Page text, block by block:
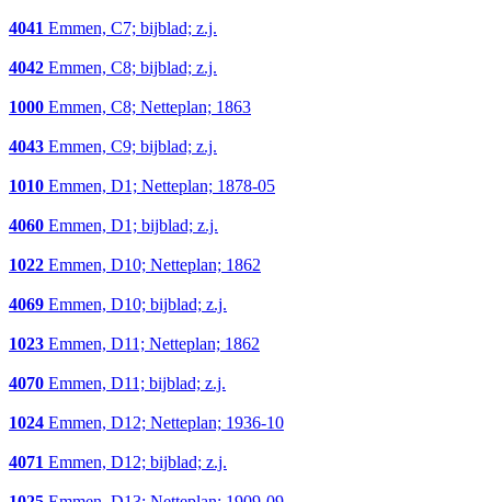
4041 Emmen, C7; bijblad; z.j.
4042 Emmen, C8; bijblad; z.j.
1000 Emmen, C8; Netteplan; 1863
4043 Emmen, C9; bijblad; z.j.
1010 Emmen, D1; Netteplan; 1878-05
4060 Emmen, D1; bijblad; z.j.
1022 Emmen, D10; Netteplan; 1862
4069 Emmen, D10; bijblad; z.j.
1023 Emmen, D11; Netteplan; 1862
4070 Emmen, D11; bijblad; z.j.
1024 Emmen, D12; Netteplan; 1936-10
4071 Emmen, D12; bijblad; z.j.